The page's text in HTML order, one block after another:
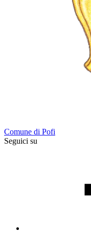
Comune di Pofi
Seguici su